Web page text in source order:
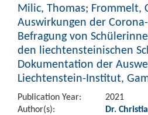
Milic, Thomas; Frommelt,
Auswirkungen der
Befragung von
den liechtensteinischen
Dokumentation der
Liechtenstein-Institut,
Publication Year:
2021
Author(s):
Dr.